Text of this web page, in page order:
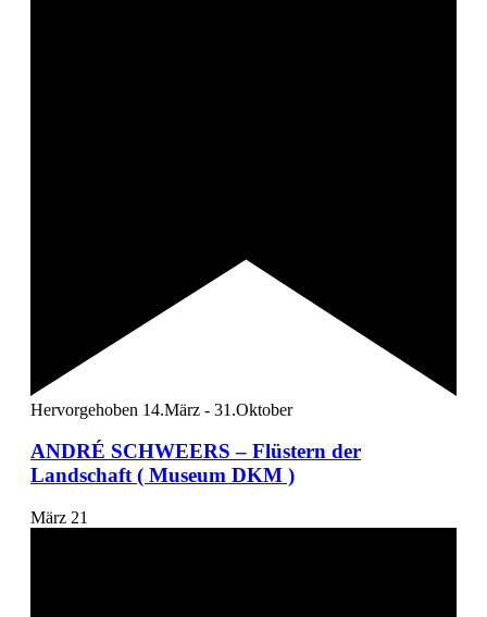
Hervorgehoben 14.März - 31.Oktober
ANDRÉ SCHWEERS – Flüstern der
Landschaft ( Museum DKM )
März 21